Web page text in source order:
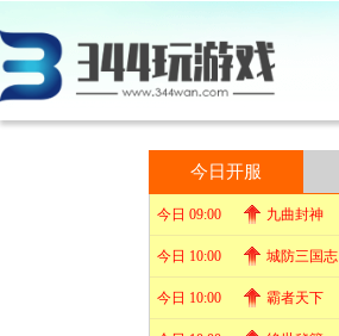
今日开服
今日 09:00 九曲封神
今日 10:00 城防三国志
今日 10:00 霸者天下